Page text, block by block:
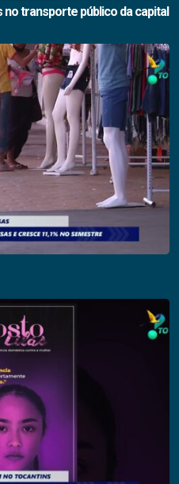
transporte público da capital